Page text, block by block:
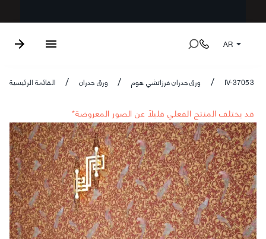
AR
القائمة الرئيسية / ورق جدران / ورق جدران فرزاتشي هوم / IV-37053
*قد يختلف المنتج الفعلي قليلاً عن الصور المعروضة